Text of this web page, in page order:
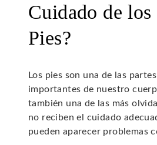
Cuidado de los
Pies?
Los pies son una de las
importantes de nuestro
también una de las más
no reciben el cuidado
pueden aparecer problemas